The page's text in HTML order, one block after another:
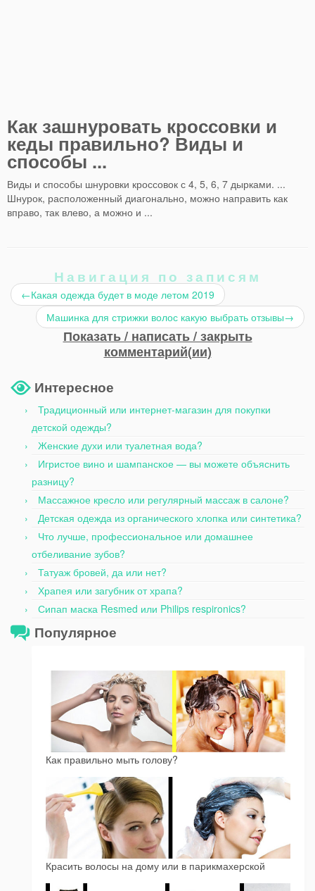
Как зашнуровать кроссовки и
кеды правильно? Виды и
способы ...
Виды и способы шнуровки кроссовок с 4, 5, 6, 7 дырками. ...
Шнурок, расположенный диагонально, можно направить как
вправо, так влево, а можно и ...
Навигация по записям
←Какая одежда будет в моде летом 2019
Машинка для стрижки волос какую выбрать отзывы→
Показать / написать / закрыть
комментарий(ии)
Интересное
Традиционный или интернет-магазин для покупки
детской одежды?
Женские духи или туалетная вода?
Игристое вино и шампанское — вы можете объяснить
разницу?
Массажное кресло или регулярный массаж в салоне?
Детская одежда из органического хлопка или синтетика?
Что лучше, профессиональное или домашнее
отбеливание зубов?
Татуаж бровей, да или нет?
Храпея или загубник от храпа?
Сипап маска Resmed или Philips respironics?
Популярное
Как правильно мыть голову?
Красить волосы на дому или в парикмахерской